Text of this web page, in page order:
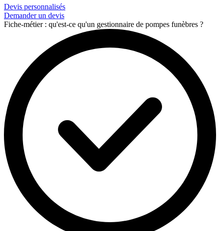
Devis personnalisés
Demander un devis
Fiche-métier : qu'est-ce qu'un gestionnaire de pompes funèbres ?